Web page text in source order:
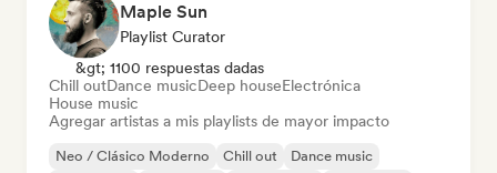
Maple Sun
Playlist Curator
&gt; 1100 respuestas dadas
Chill outDance musicDeep houseElectrónica
House music
Agregar artistas a mis playlists de mayor impacto
Neo / Clásico Moderno Chill out
Dance music